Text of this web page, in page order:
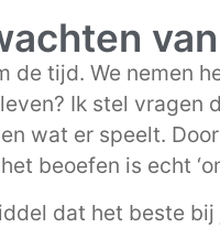
de tijd. We nemen
Ik stel
wat er speelt.
beoefen is echt
dat het beste